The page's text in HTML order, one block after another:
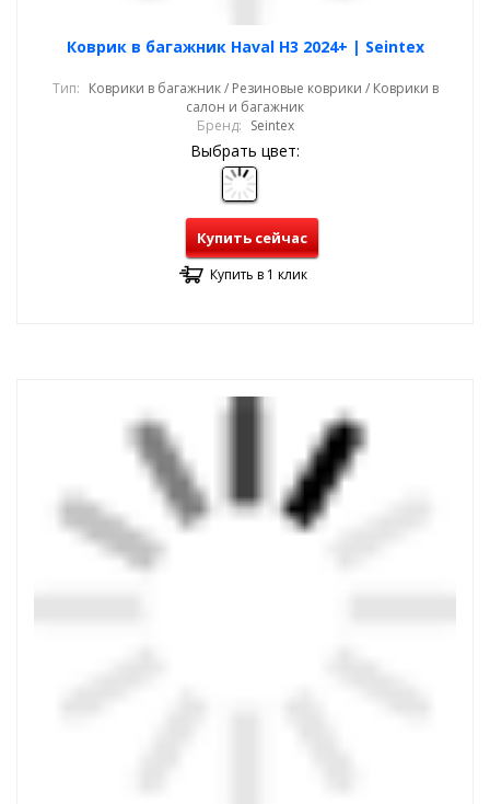
Коврик в багажник Haval H3 2024+ | Seintex
Тип: Коврики в багажник / Резиновые коврики / Коврики в
салон и багажник
Бренд: Seintex
Выбрать цвет:
Купить сейчас
Купить в 1 клик